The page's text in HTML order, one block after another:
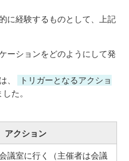
に経験するものとして、上記
ーションをどのようにして発
、
トリガーとなるアクショ
た。
アクション
議室に行く（主催者は会議